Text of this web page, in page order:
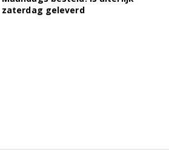
zaterdag geleverd